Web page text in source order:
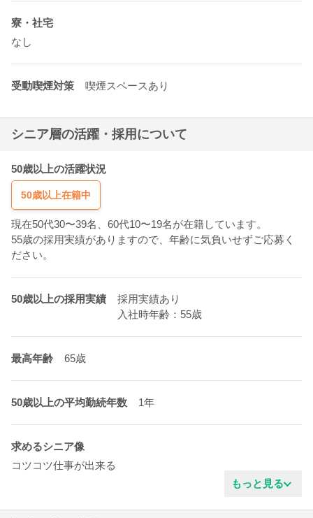
寮・社宅
なし
受動喫煙対策 喫煙スペースあり
シニア層の活躍・採用について
50歳以上の活躍状況
50歳以上在籍中
現在50代30〜39名、60代10〜19名が在籍しています。
55歳の採用実績がありますので、年齢に気負いせずご応募く
ださい。
50歳以上の採用実績
採用実績あり
入社時年齢：55歳
最高年齢 65歳
50歳以上の平均勤続年数 1年
求めるシニア像
コツコツ仕事が出来る
協調性がある
もっと見る